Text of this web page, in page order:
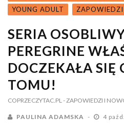
YOUNG ADULT
SERIA
PEREGRINE
DOCZEKAŁA SIĘ
TOMU!
COPRZECZYTAC.PL - ZAPOWIEDZI I
PAULINA ADAMSKA 4